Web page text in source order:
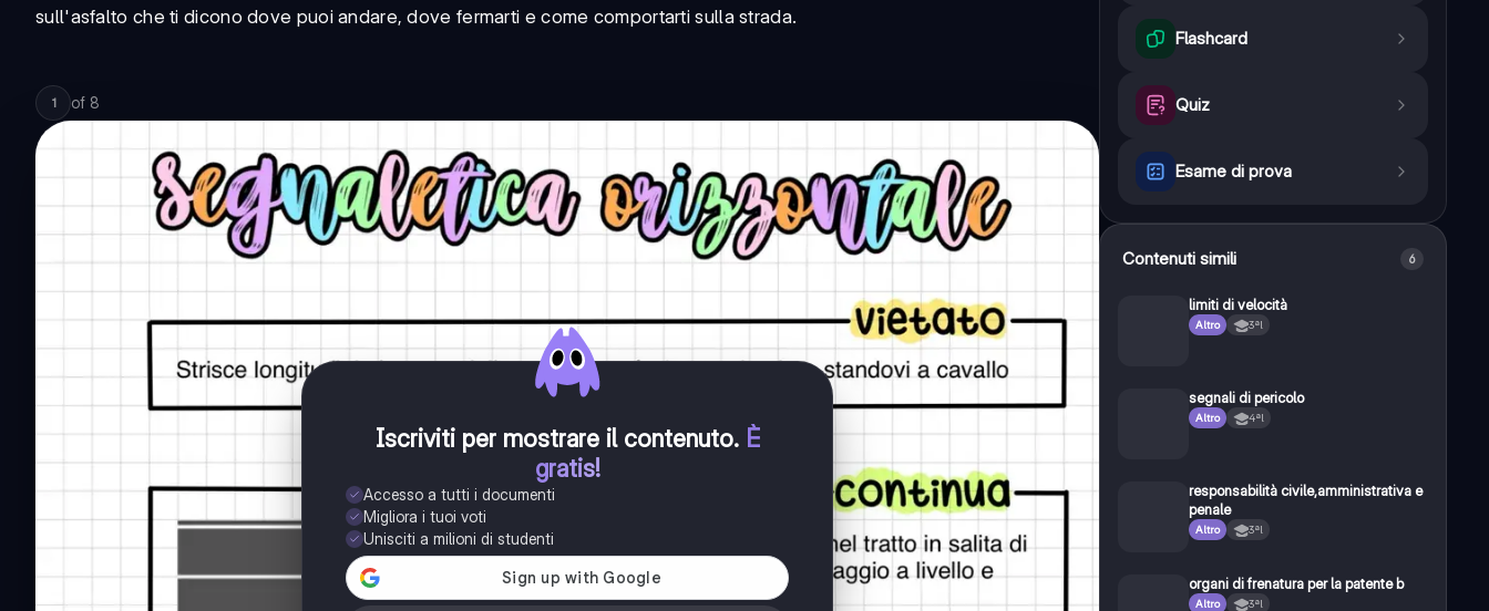
sull'asfalto che ti dicono dove puoi andare, dove fermarti e come comportarti sulla strada.
1 of 8
Iscriviti per mostrare il contenuto. È
gratis!
Accesso a tutti i documenti
Migliora i tuoi voti
Unisciti a milioni di studenti
Flashcard
Quiz
Esame di prova
Contenuti simili 6
limiti di velocità
Altro 3ªl
segnali di pericolo
Altro 4ªl
responsabilità civile,amministrativa e
penale
Altro 3ªl
organi di frenatura per la patente b
Altro 3ªl